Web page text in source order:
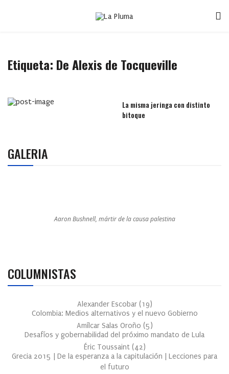
Etiqueta: De Alexis de Tocqueville
La misma jeringa con distinto
bitoque
GALERIA
Aaron Bushnell, mártir de la causa palestina
COLUMNISTAS
Alexander Escobar (19)
Colombia: Medios alternativos y el nuevo Gobierno
Amílcar Salas Oroño (5)
Desafíos y gobernabilidad del próximo mandato de Lula
Éric Toussaint (42)
Grecia 2015 | De la esperanza a la capitulación | Lecciones para
el futuro